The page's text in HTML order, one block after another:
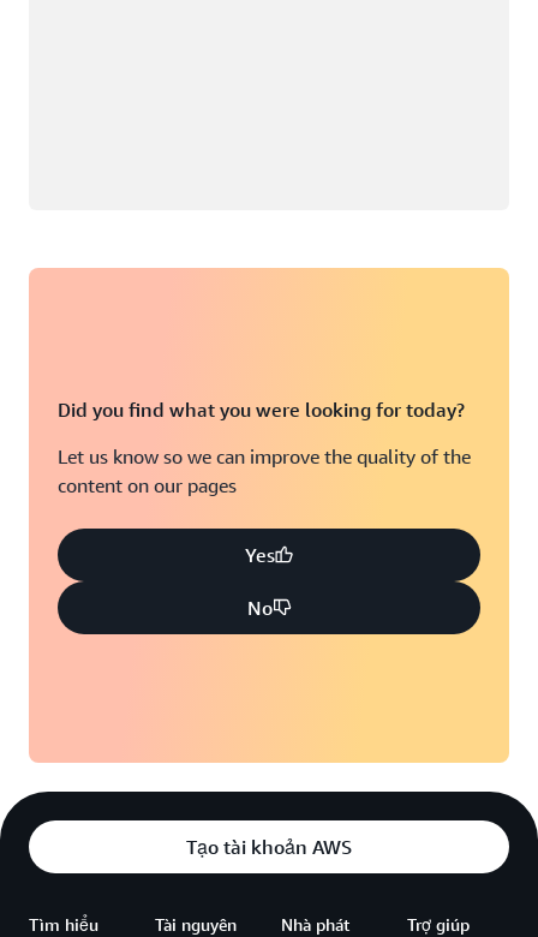
Did you find what you were looking for today?
Let us know so we can improve the quality of the
content on our pages
Yes
No
Tạo tài khoản AWS
Tìm hiểu Tài nguyên
Nhà phát
Trợ giúp